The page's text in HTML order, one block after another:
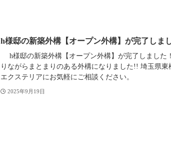
h様邸の新築外構【オープン外構】が完了しま
h様邸の新築外構【オープン外構】が完了しました
りながらまとまりのある外構になりました!! 埼玉県
エクステリアにお気軽にご相談ください。
2025年9月19日